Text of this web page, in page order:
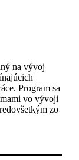
na vývoj
Program sa
vo vývoji
zo